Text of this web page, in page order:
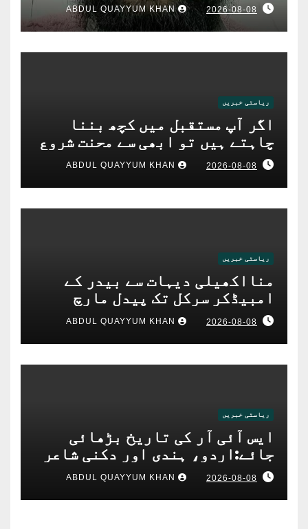
2026-08-08
ABDUL QUAYYUM KHAN
ریاستی خبریں
اگر آپ مستقبل میں کچھ بننا
چاہتے ہیں تو ابھی سے محنت شروع
کریں: سی پی آئی رگھویر سنگھ
ٹھاکر
2026-08-08
ABDUL QUAYYUM KHAN
ریاستی خبریں
منااکھیلی دیہات سے بیدر کے
امبیڈکر سرکل تک پیدل مارچ
2026-08-08
ABDUL QUAYYUM KHAN
ریاستی خبریں
ایس آئی آر کی تاریخ بڑھائی
جائے:اردو، ہندی اور دکنی شاعر
میرؔبیدری کامطالبہ
2026-08-08
ABDUL QUAYYUM KHAN